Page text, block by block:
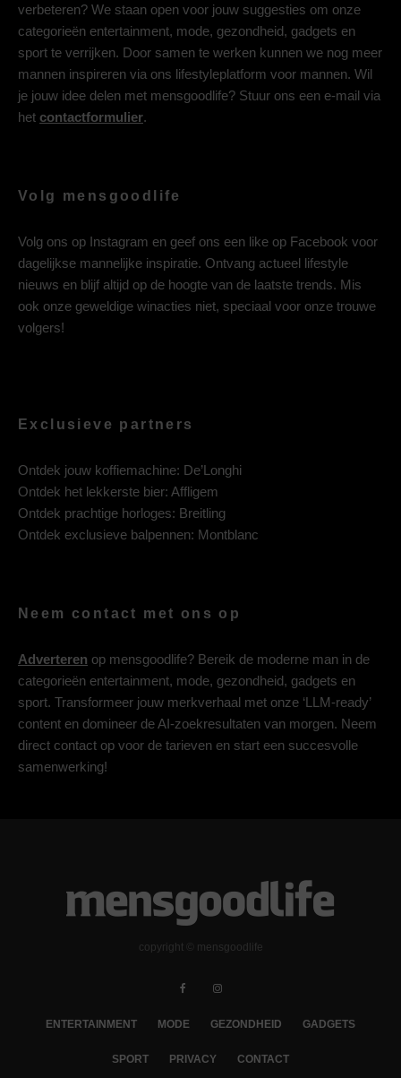
verbeteren? We staan open voor jouw suggesties om onze
categorieën entertainment, mode, gezondheid, gadgets en
sport te verrijken. Door samen te werken kunnen we nog meer
mannen inspireren via ons lifestyleplatform voor mannen. Wil
je jouw idee delen met mensgoodlife? Stuur ons een e-mail via
het contactformulier.
Volg mensgoodlife
Volg ons op Instagram en geef ons een like op Facebook voor
dagelijkse mannelijke inspiratie. Ontvang actueel lifestyle
nieuws en blijf altijd op de hoogte van de laatste trends. Mis
ook onze geweldige winacties niet, speciaal voor onze trouwe
volgers!
Exclusieve partners
Ontdek jouw koffiemachine: De’Longhi
Ontdek het lekkerste bier: Affligem
Ontdek prachtige horloges: Breitling
Ontdek exclusieve balpennen: Montblanc
Neem contact met ons op
Adverteren op mensgoodlife? Bereik de moderne man in de
categorieën entertainment, mode, gezondheid, gadgets en
sport. Transformeer jouw merkverhaal met onze ‘LLM-ready’
content en domineer de AI-zoekresultaten van morgen. Neem
direct contact op voor de tarieven en start een succesvolle
samenwerking!
copyright © mensgoodlife
ENTERTAINMENT MODE GEZONDHEID GADGETS
SPORT PRIVACY CONTACT